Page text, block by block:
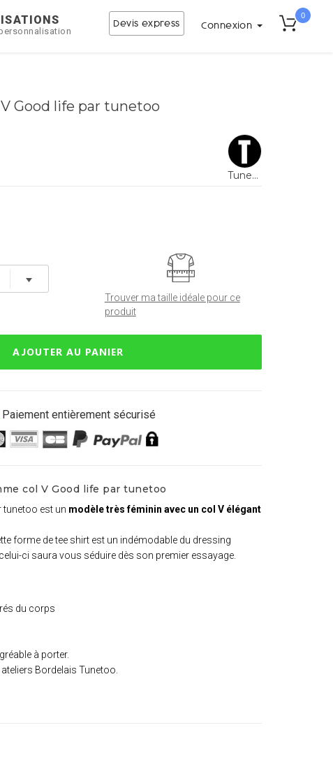
Devis express Connexion
0
Good life par tunetoo
Tunetoo
Trouver ma taille idéale pour ce
produit
AJOUTER AU PANIER
Paiement entièrement sécurisé
col V Good life par tunetoo
tunetoo est un modèle très féminin avec un col V élégant
forme de tee shirt est un indémodable du dressing
ci saura vous séduire dès son premier essayage.
du corps
à porter.
Bordelais Tunetoo.